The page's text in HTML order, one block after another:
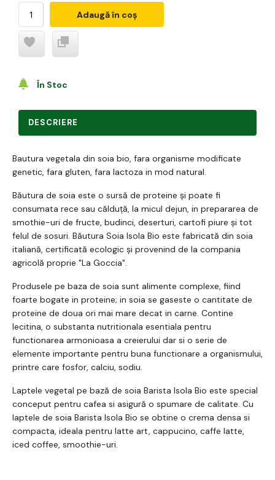
Adaugă în coș
În Stoc
DESCRIERE
Bautura vegetala din soia bio, fara organisme modificate
genetic, fara gluten, fara lactoza in mod natural.
Băutura de soia este o sursă de proteine și poate fi
consumata rece sau călduță, la micul dejun, in prepararea de
smothie-uri de fructe, budinci, deserturi, cartofi piure și tot
felul de sosuri. Băutura Soia Isola Bio este fabricată din soia
italiană, certificată ecologic și provenind de la compania
agricolă proprie "La Goccia".
Produsele pe baza de soia sunt alimente complexe, fiind
foarte bogate in proteine; in soia se gaseste o cantitate de
proteine de doua ori mai mare decat in carne. Contine
lecitina, o substanta nutritionala esentiala pentru
functionarea armonioasa a creierului dar si o serie de
elemente importante pentru buna functionare a organismului,
printre care fosfor, calciu, sodiu.
Laptele vegetal pe bază de soia Barista Isola Bio este special
conceput pentru cafea si asigură o spumare de calitate. Cu
laptele de soia Barista Isola Bio se obtine o crema densa si
compacta, ideala pentru latte art, cappucino, caffe latte,
iced coffee, smoothie-uri.